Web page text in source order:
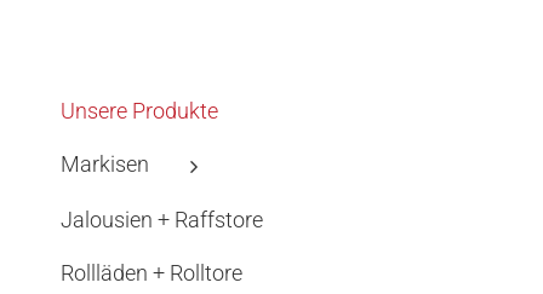
Unsere Produkte
Markisen
Jalousien + Raffstore
Rollläden + Rolltore